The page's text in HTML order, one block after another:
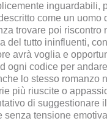
inguardabili,
come un uomo
trovare poi riscontro
del tutto ininfluenti,
avrà voglia e
ogni codice per
lo stesso romanzo
più riuscite o
di suggestionare
tensione